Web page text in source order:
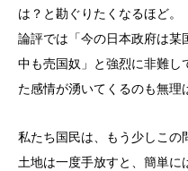
は？と勘ぐりたくなるほど。
論評では「今の日本政府は某
中も売国奴」と強烈に非難し
た感情が湧いてくるのも無理
私たち国民は、もう少しこの
土地は一度手放すと、簡単に